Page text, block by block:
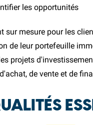
les opportunités
sur mesure pour les
de leur portefeuille
projets
de vente et de